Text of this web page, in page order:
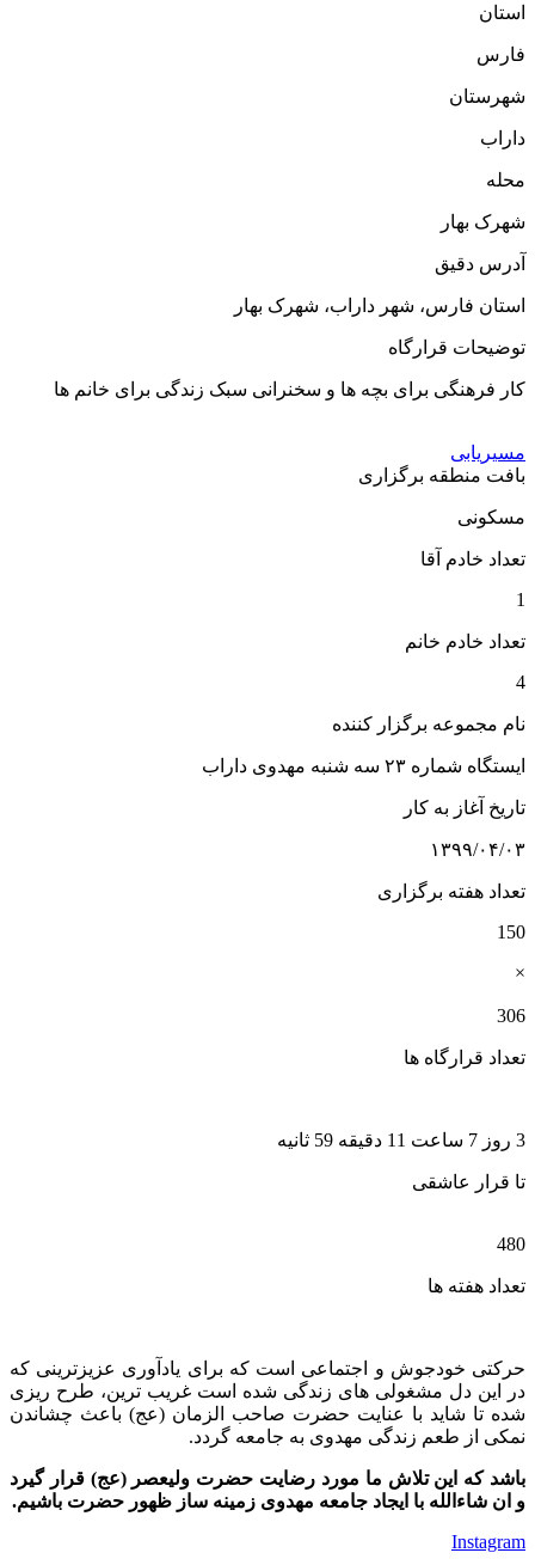
استان
فارس
شهرستان
داراب
محله
شهرک بهار
آدرس دقیق
استان فارس، شهر داراب، شهرک بهار
توضیحات قرارگاه
کار فرهنگی برای بچه ها و سخنرانی سبک زندگی برای خانم ها
مسیریابی
بافت منطقه برگزاری
مسکونی
تعداد خادم آقا
1
تعداد خادم خانم
4
نام مجموعه برگزار کننده
ایستگاه شماره ۲۳ سه شنبه مهدوی داراب
تاریخ آغاز به کار
۱۳۹۹/۰۴/۰۳
تعداد هفته برگزاری
150
×
306
تعداد قرارگاه ها
3 روز 7 ساعت 11 دقیقه 58 ثانیه
تا قرار عاشقی
480
تعداد هفته ها
حرکتی خودجوش و اجتماعی است که برای یادآوری عزیزترینی که
در این دل مشغولی های زندگی شده است غریب ترین، طرح ریزی
شده تا شاید با عنایت حضرت صاحب الزمان (عج) باعث چشاندن
نمکی از طعم زندگی مهدوی به جامعه گردد.
باشد که این تلاش ما مورد رضایت حضرت ولیعصر (عج) قرار گیرد
و ان شاءالله با ایجاد جامعه مهدوی زمینه ساز ظهور حضرت باشیم.
Instagram